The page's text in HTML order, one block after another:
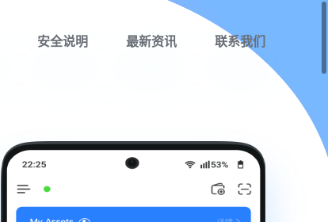
安全说明 最新资讯 联系我们